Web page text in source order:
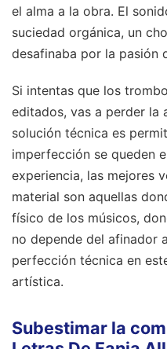
el alma a la obra. El
suciedad orgánica, un
desafinaba por la pasión
Si intentas que los
editados, vas a perder la
solución técnica es
imperfección se queden
experiencia, las mejores
material son aquellas
físico de los músicos,
no depende del afinador
perfección técnica en
artística.
Subestimar la